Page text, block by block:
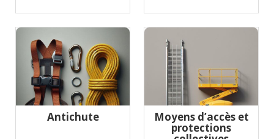
Antichute Moyens d’accès et
protections